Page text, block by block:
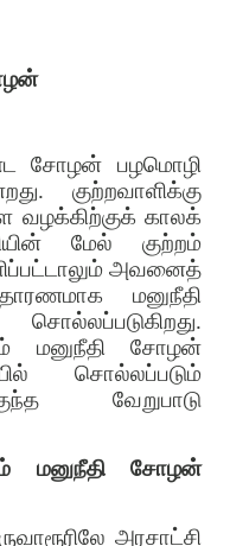
சோழன் பழமொழி
குற்றவாளிக்கு
வழக்கிற்குக் காலக்
மேல் குற்றம்
அவனைத்
மனுநீதி
மனுநீதி சோழன்
சொல்லப்படும்
வேறுபாடு
மனுநீதி சோழன்
அரசாட்சி